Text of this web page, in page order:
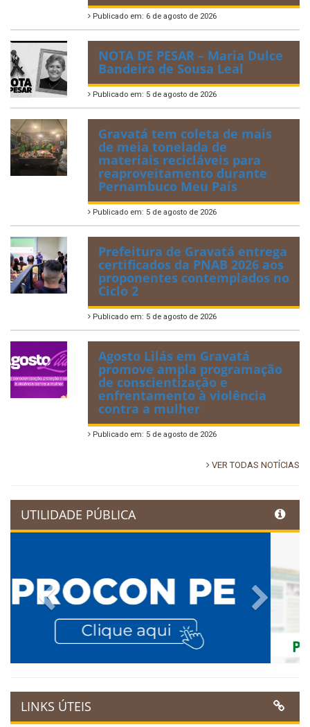
Publicado em: 6 de agosto de 2026
NOTA DE PESAR – Maria Dulce
Bandeira de Sousa Leal
Publicado em: 5 de agosto de 2026
Gravatá tem coleta de mais
de meia tonelada de
materiais recicláveis para
reaproveitamento durante
Pernambuco Meu País
Publicado em: 5 de agosto de 2026
Prefeitura de Gravatá entrega
certificados da PNAB 2026 aos
proponentes contemplados no
Ciclo 2
Publicado em: 5 de agosto de 2026
Agosto Lilás em Gravatá
promove ampla programação
de conscientização e
enfrentamento à violência
contra a mulher
Publicado em: 5 de agosto de 2026
VER TODAS NOTÍCIAS
UTILIDADE PÚBLICA
Previous Next
LINKS ÚTEIS